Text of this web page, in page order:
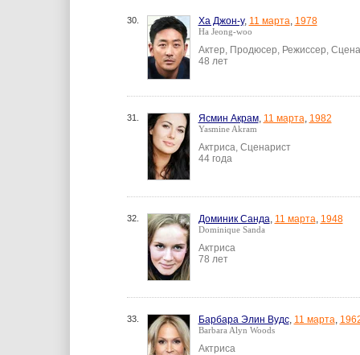
30. Ха Джон-у, 11 марта, 1978
Ha Jeong-woo
Актер, Продюсер, Режиссер,
48 лет
31. Ясмин Акрам, 11 марта, 1982
Yasmine Akram
Актриса, Сценарист
44 года
32. Доминик Санда, 11 марта, 1948
Dominique Sanda
Актриса
78 лет
33. Барбара Элин Вудс, 11 марта,
Barbara Alyn Woods
Актриса